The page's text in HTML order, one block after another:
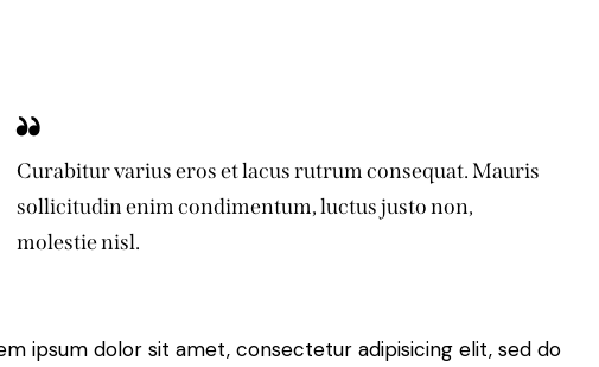
Curabitur varius eros et lacus rutrum consequat. Mauris
sollicitudin enim condimentum, luctus justo non,
molestie nisl.
ipsum dolor sit amet, consectetur adipisicing elit, sed do